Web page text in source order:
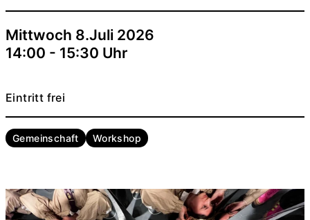
Mittwoch 8.Juli 2026
14:00 - 15:30 Uhr
Eintritt frei
Gemeinschaft Workshop